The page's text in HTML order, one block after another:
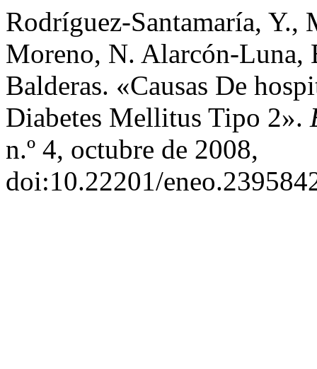
Rodríguez-Santamaría,
Moreno, N. Alarcón-Luna,
Balderas. «Causas De
Diabetes Mellitus Tipo 2».
n.º 4, octubre de 2008,
doi:10.22201/